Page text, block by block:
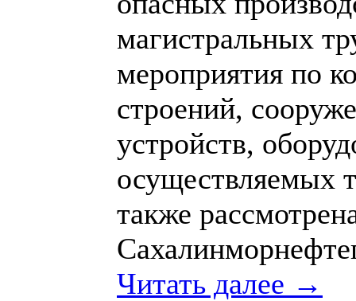
магистральных
мероприятия по
строений,
устройств,
осуществляемых
также
Читать далее →